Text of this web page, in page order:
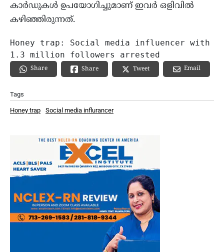
കാര്‍ഡുകള്‍ ഉപയോഗിച്ചുമാണ് ഇവര്‍ ഒളിവില്‍
കഴിഞ്ഞിരുന്നത്.
Honey trap: Social media influencer with
1.3 million followers arrested
Share Share Tweet Email
Tags
Honey trap Social media influrancer